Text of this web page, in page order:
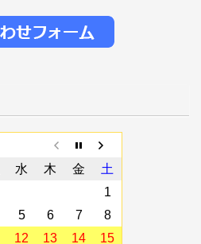
水 木 金
土
1
5 6 7
8
12 13 14
15